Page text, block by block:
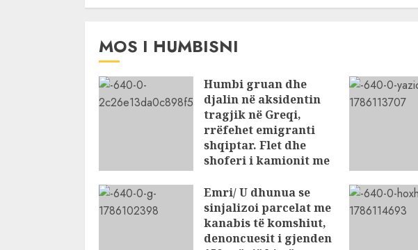
MOS I HUMBISNI
Humbi gruan dhe
djalin në aksidentin
tragjik në Greqi,
rrëfehet emigranti
shqiptar. Flet dhe
shoferi i kamionit me
makina e viktimave
AUGUST 7, 2026
Emri/ U dhunua se
sinjalizoi parcelat me
kanabis të komshiut,
denoncuesit i gjenden